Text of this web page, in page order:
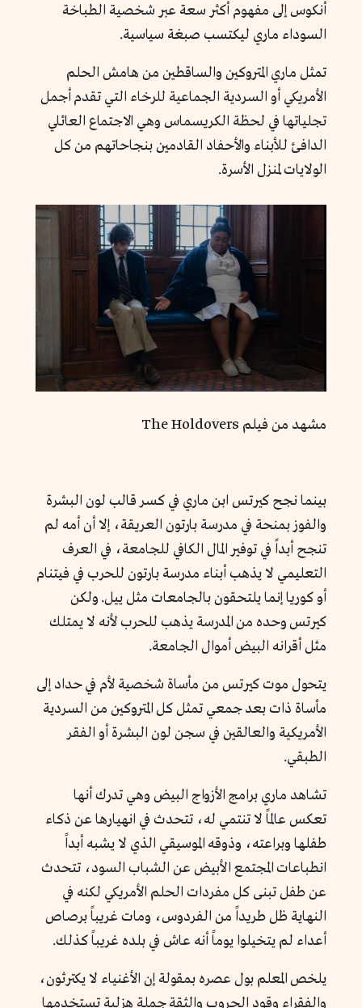
أنكوس إلى مفهوم أكثر سعة عبر شخصية الطباخة
السوداء ماري ليكتسب صبغة سياسية.
تمثل ماري المتروكين والساقطين من هامش الحلم
الأمريكي أو السردية الجماعية للرخاء التي تقدم أجمل
تجلياتها في لحظة الكريسماس وهي الاجتماع العائلي
الدافئ للأبناء والأحفاد القادمين بنجاحاتهم من كل
الولايات لمنزل الأسرة.
مشهد من فيلم The Holdovers
بينما نجح كيرتس ابن ماري في كسر قالب لون البشرة
والفوز بمنحة في مدرسة بارتون العريقة، إلا أن أمه لم
تنجح أبداً في توفير المال الكافي للجامعة، في العرف
التعليمي لا يذهب أبناء مدرسة بارتون للحرب في فيتنام
أو كوريا إنما يلتحقون بالجامعات مثل ييل. ولكن
كيرتس وحده من المدرسة يذهب للحرب لأنه لا يمتلك
مثل أقرانه البيض أموال الجامعة.
يتحول موت كيرتس من مأساة شخصية لأم في حداد إلى
مأساة ذات بعد جمعي تمثل كل المتروكين من السردية
الأمريكية والعالقين في سجن لون البشرة أو الفقر
الطبقي.
تشاهد ماري برامج الأزواج البيض وهي تدرك أنها
تعكس عالماً لا تنتمي له، تتحدث في انهيارها عن ذكاء
طفلها وبراعته، وذوقه الموسيقي الذي لا يشبه أبداً
انطباعات المجتمع الأبيض عن الشباب السود، تتحدث
عن طفل تبنى كل مفردات الحلم الأمريكي لكنه في
النهاية ظل طريداً من الفردوس، ومات غريباً برصاص
أعداء لم يتخيلوا يوماً أنه عاش في بلده غريباً كذلك.
يلخص المعلم بول عصره بمقولة إن الأغنياء لا يكترثون،
والفقراء وقود الحروب والثقة جملة هزلية تستخدمها